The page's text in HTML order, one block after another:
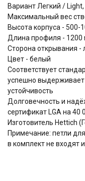
Вариант Легкий /
Максимальный вес
Высота корпуса - 500-
Длина профиля - 1200
Сторона открывания -
Цвет - белый
Соответствует
успешно выдерживает
устойчивость
Долговечность и
сертификат LGA на
Изготовитель Hettich
Примечание: петли
в комплект не входят